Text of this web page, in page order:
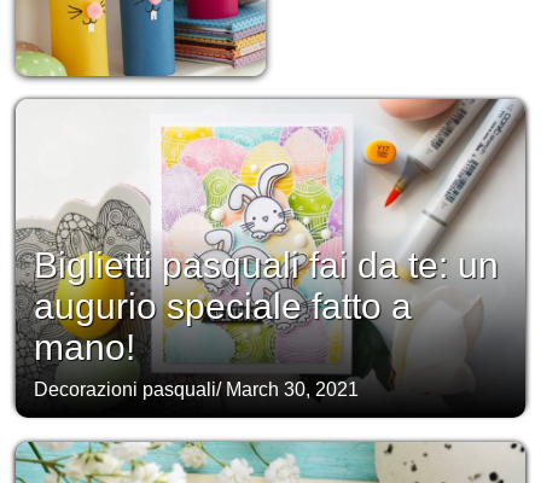
Biglietti pasquali fai da te: un
augurio speciale fatto a
mano!
Decorazioni pasquali/ March 30, 2021